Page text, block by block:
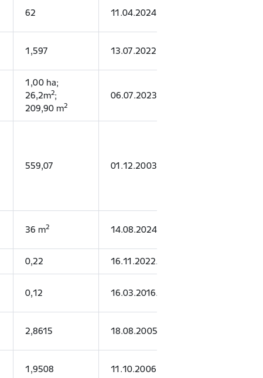
62 11.04.2024.
1,597 13.07.2022.
1,00 ha;
26,2m2;
209,90 m2
06.07.2023.
559,07 01.12.2003.
36 m2 14.08.2024.
0,22 16.11.2022.
0,12 16.03.2016.
2,8615 18.08.2005.
1,9508 11.10.2006.